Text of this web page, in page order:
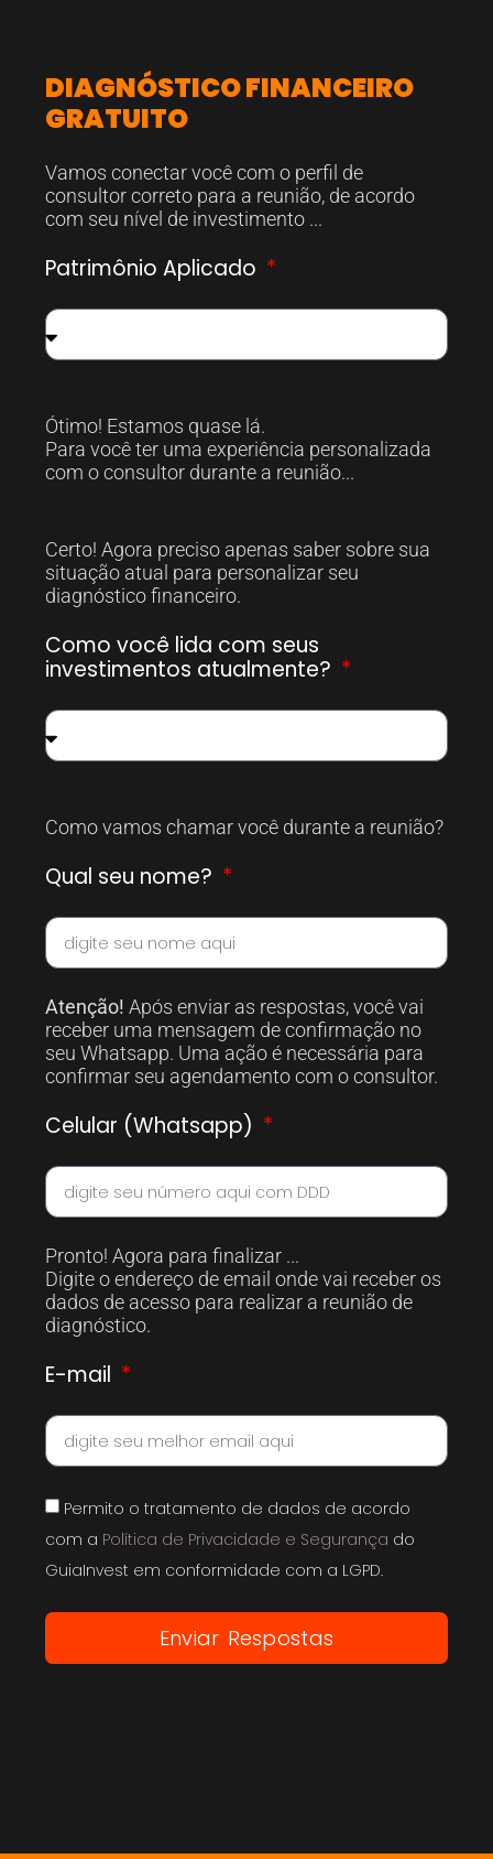
DIAGNÓSTICO FINANCEIRO
GRATUITO
Vamos conectar você com o perfil de
consultor correto para a reunião, de acordo
com seu nível de investimento ...
Patrimônio Aplicado
Ótimo! Estamos quase lá.
Para você ter uma experiência personalizada
com o consultor durante a reunião...
Certo! Agora preciso apenas saber sobre sua
situação atual para personalizar seu
diagnóstico financeiro.
Como você lida com seus
investimentos atualmente?
Como vamos chamar você durante a reunião?
Qual seu nome?
Atenção! Após enviar as respostas, você vai
receber uma mensagem de confirmação no
seu Whatsapp. Uma ação é necessária para
confirmar seu agendamento com o consultor.
Celular (Whatsapp)
Pronto! Agora para finalizar ...
Digite o endereço de email onde vai receber os
dados de acesso para realizar a reunião de
diagnóstico.
E-mail
Permito o tratamento de dados de acordo
com a Política de Privacidade e Segurança do
GuiaInvest em conformidade com a LGPD.
Enviar Respostas